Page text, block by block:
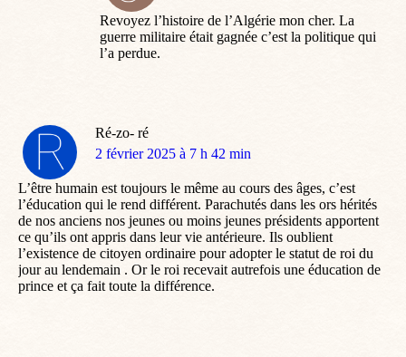
Revoyez l’histoire de l’Algérie mon cher. La
guerre militaire était gagnée c’est la politique qui
l’a perdue.
Ré-zo- ré
dit
2 février 2025 à 7 h 42 min
L’être humain est toujours le même au cours des âges, c’est
l’éducation qui le rend différent. Parachutés dans les ors hérités
de nos anciens nos jeunes ou moins jeunes présidents apportent
ce qu’ils ont appris dans leur vie antérieure. Ils oublient
l’existence de citoyen ordinaire pour adopter le statut de roi du
jour au lendemain . Or le roi recevait autrefois une éducation de
prince et ça fait toute la différence.